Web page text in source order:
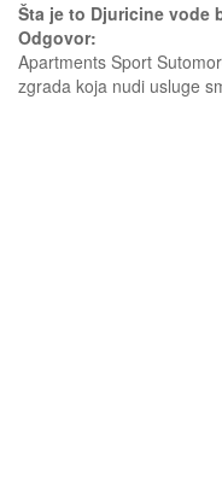
Šta je to Djuricine vode
Odgovor:
Apartments Sport
zgrada koja nudi usluge